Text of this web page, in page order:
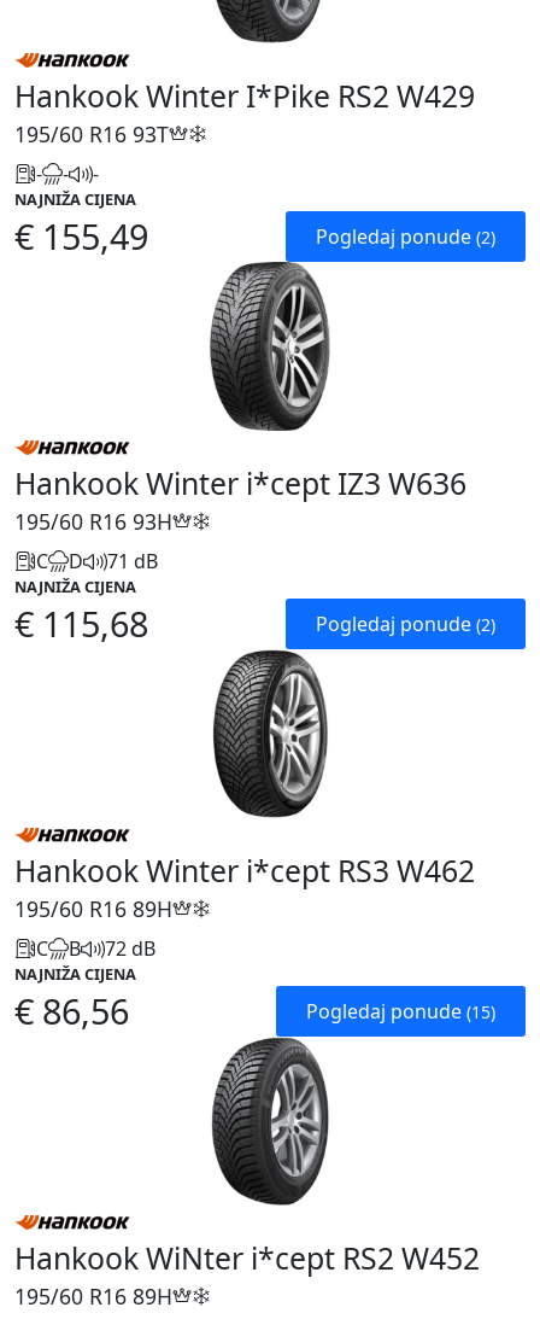
Hankook Winter I*Pike RS2 W429
195/60 R16 93T
- - -
NAJNIŽA CIJENA
€ 155,49 Pogledaj ponude (2)
Hankook Winter i*cept IZ3 W636
195/60 R16 93H
C D 71 dB
NAJNIŽA CIJENA
€ 115,68 Pogledaj ponude (2)
Hankook Winter i*cept RS3 W462
195/60 R16 89H
C B 72 dB
NAJNIŽA CIJENA
€ 86,56 Pogledaj ponude (15)
Hankook WiNter i*cept RS2 W452
195/60 R16 89H